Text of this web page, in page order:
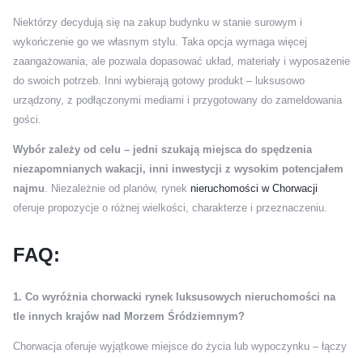
Niektórzy decydują się na zakup budynku w stanie surowym i
wykończenie go we własnym stylu. Taka opcja wymaga więcej
zaangażowania, ale pozwala dopasować układ, materiały i wyposażenie
do swoich potrzeb. Inni wybierają gotowy produkt – luksusowo
urządzony, z podłączonymi mediami i przygotowany do zameldowania
gości.
Wybór zależy od celu – jedni szukają miejsca do spędzenia
niezapomnianych wakacji, inni inwestycji z wysokim potencjałem
najmu. Niezależnie od planów, rynek nieruchomości w Chorwacji
oferuje propozycje o różnej wielkości, charakterze i przeznaczeniu.
FAQ:
1. Co wyróżnia chorwacki rynek luksusowych nieruchomości na
tle innych krajów nad Morzem Śródziemnym?
Chorwacja oferuje wyjątkowe miejsce do życia lub wypoczynku – łączy